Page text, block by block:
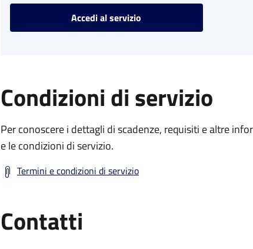
Accedi al servizio
Condizioni di servizio
Per conoscere i dettagli di scadenze, requisiti e altre
e le condizioni di servizio.
Termini e condizioni di servizio
Contatti